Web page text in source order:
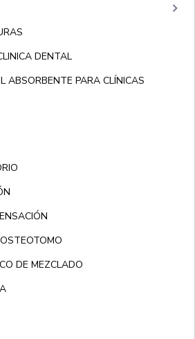
keyboard_arrow_right
DENTAL
ABSORBENTE PARA CLÍNICAS
DE MEZCLADO